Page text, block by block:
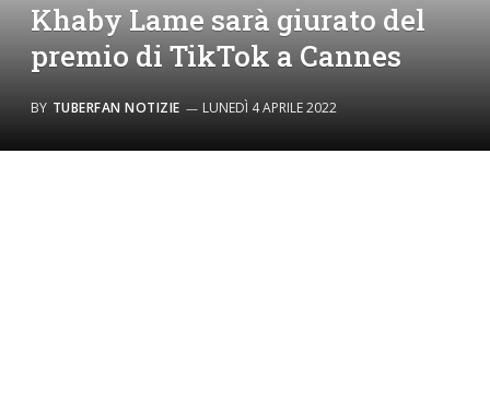
Khaby Lame sarà giurato del
premio di TikTok a Cannes
BY TUBERFAN NOTIZIE LUNEDÌ 4 APRILE 2022